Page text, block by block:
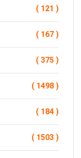
( 121 )
( 167 )
( 375 )
( 1498 )
( 184 )
( 1503 )